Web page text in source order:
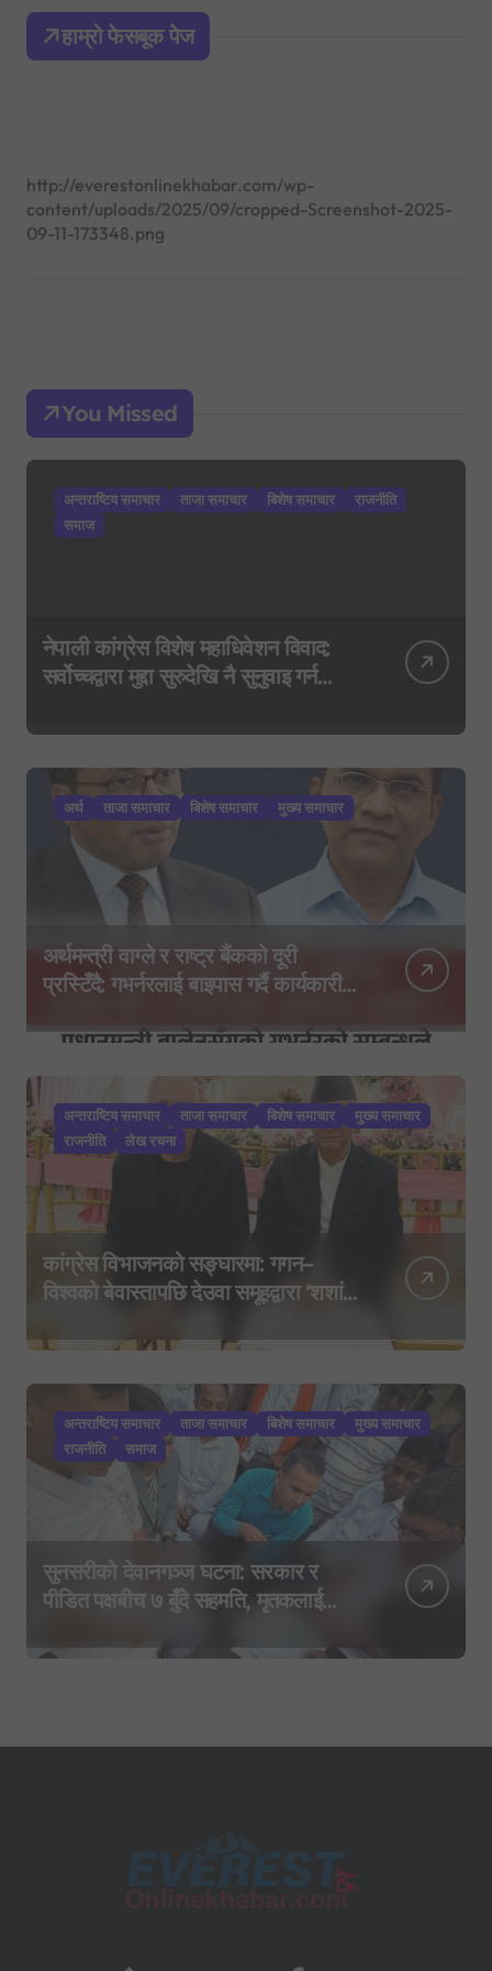
h
o
हाम्रो फेसबूक पेज
http://everestonlinekhabar.com/wp-
content/uploads/2025/09/cropped-Screenshot-2025-
09-11-173348.png
You Missed
अन्तराष्टिय समाचार ताजा समाचार बिशेष समाचार
राजनीति
समाज
नेपाली कांग्रेस विशेष महाधिवेशन विवाद:
सर्वोच्चद्वारा मुद्दा सुरुदेखि नै सुनुवाइ गर्न
अर्थ ताजा समाचार बिशेष समाचार मुख्य समाचार
अर्थमन्त्री वाग्ले र राष्ट्र बैंकको दूरी
प्रस्टिँदै: गभर्नरलाई बाइपास गर्दै कार्यकारी
अन्तराष्टिय समाचार ताजा समाचार बिशेष समाचार
मुख्य समाचार
राजनीति
लेख रचना
कांग्रेस विभाजनको सङ्घारमा: गगन–
विश्वको बेवास्तापछि देउवा समूहद्वारा ‘शशांक
यात्राको घोषणा तयारी!
अन्तराष्टिय समाचार ताजा समाचार बिशेष समाचार
मुख्य समाचार
राजनीति
समाज
सुनसरीको देवानगञ्ज घटना: सरकार र
पीडित पक्षबीच ७ बुँदे सहमति, मृतकलाई